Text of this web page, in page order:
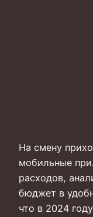
На смену
мобильные
расходов,
бюджет в
что в 2024